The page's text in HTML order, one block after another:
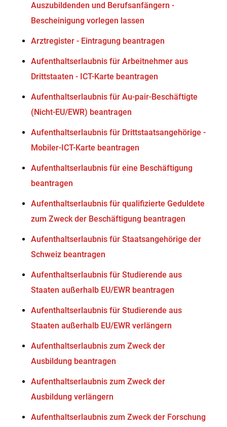
Auszubildenden und Berufsanfängern -
Bescheinigung vorlegen lassen
Arztregister - Eintragung beantragen
Aufenthaltserlaubnis für Arbeitnehmer aus
Drittstaaten - ICT-Karte beantragen
Aufenthaltserlaubnis für Au-pair-Beschäftigte
(Nicht-EU/EWR) beantragen
Aufenthaltserlaubnis für Drittstaatsangehörige -
Mobiler-ICT-Karte beantragen
Aufenthaltserlaubnis für eine Beschäftigung
beantragen
Aufenthaltserlaubnis für qualifizierte Geduldete
zum Zweck der Beschäftigung beantragen
Aufenthaltserlaubnis für Staatsangehörige der
Schweiz beantragen
Aufenthaltserlaubnis für Studierende aus
Staaten außerhalb EU/EWR beantragen
Aufenthaltserlaubnis für Studierende aus
Staaten außerhalb EU/EWR verlängern
Aufenthaltserlaubnis zum Zweck der
Ausbildung beantragen
Aufenthaltserlaubnis zum Zweck der
Ausbildung verlängern
Aufenthaltserlaubnis zum Zweck der Forschung